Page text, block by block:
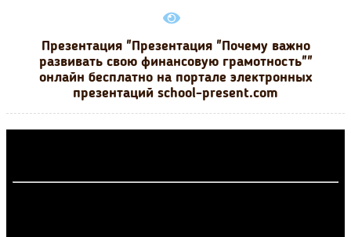
Презентация "Презентация "Почему важно
развивать свою финансовую грамотность""
онлайн бесплатно на портале электронных
презентаций school-present.com